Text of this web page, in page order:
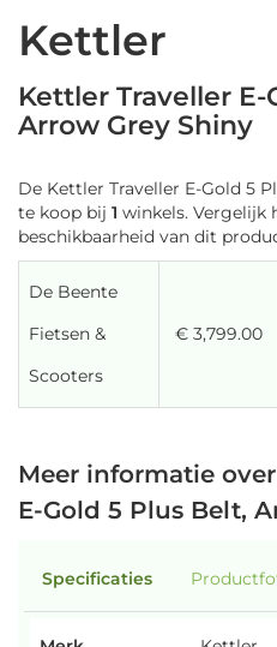
Kettler
Kettler Traveller E-
Arrow Grey Shiny
De Kettler Traveller E-Gold 5
te koop bij 1 winkels. Vergelijk
beschikbaarheid van dit
De Beente
Fietsen &
Scooters
€ 3,799.00
Meer informatie
E-Gold 5 Plus Belt,
Specificaties